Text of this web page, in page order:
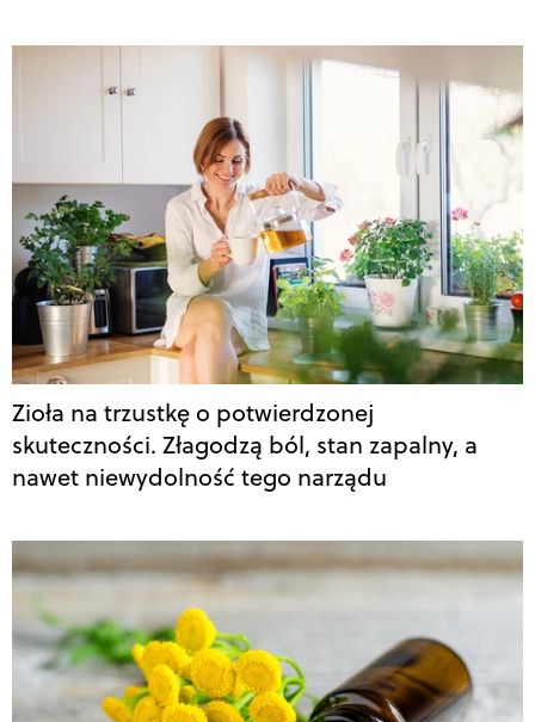
Zioła na trzustkę o potwierdzonej
skuteczności. Złagodzą ból, stan zapalny, a
nawet niewydolność tego narządu